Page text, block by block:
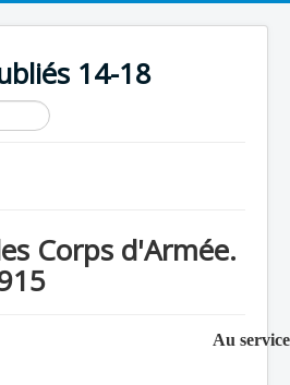
14-18
Corps d'Armée.
Au